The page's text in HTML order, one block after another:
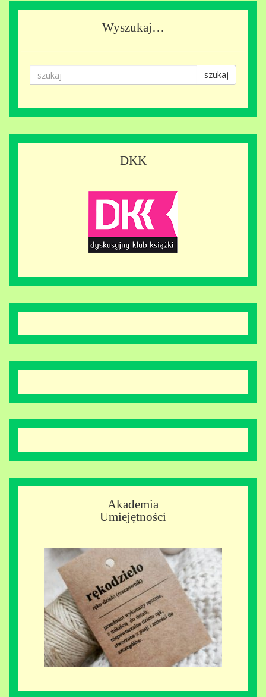
Wyszukaj…
szukaj
DKK
Akademia
Umiejętności